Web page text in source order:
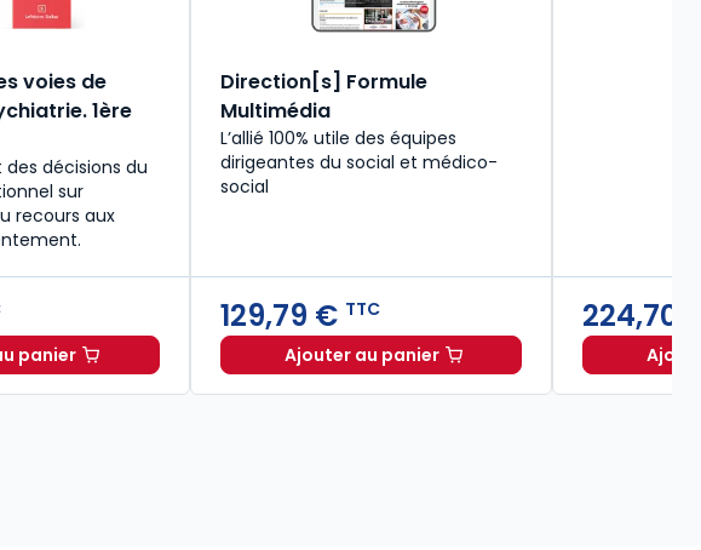
voies de
1ère
décisions du
sur
recours aux
panier
L'effectivité des voies de recours en psychiatrie. 1ère éd. à 13,00 € TTC
Direction[s] Formule
Multimédia
L’allié 100% utile des équipes
dirigeantes du social et médico-
social
129,79 € TTC
Ajouter au panierDirection[s] Formule Multimédia à
224,70